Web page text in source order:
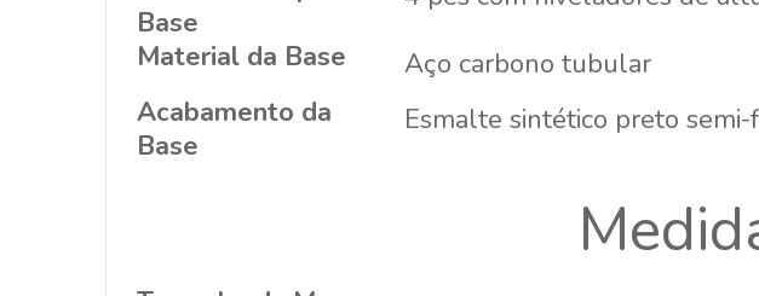
Base
Material da Base
Aço carbono tubular
Acabamento da
Base
Esmalte sintético preto